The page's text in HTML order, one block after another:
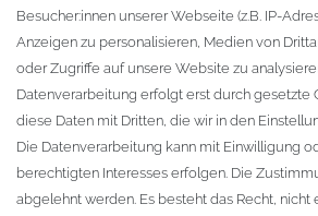
KONTAKT
Fa. Steffen Jost
Söbrigener Weg 50
D-01796 Pirna
Telefon:+49 (0)3501 507295
Besucher:innen unserer Webseite (z.B. IP-
Anzeigen zu personalisieren, Medien von
oder Zugriffe auf unsere Website zu
Datenverarbeitung erfolgt erst durch gesetzte
diese Daten mit Dritten, die wir in den
Die Datenverarbeitung kann mit Einwilligung
berechtigten Interesses erfolgen. Die
abgelehnt werden. Es besteht das Recht,